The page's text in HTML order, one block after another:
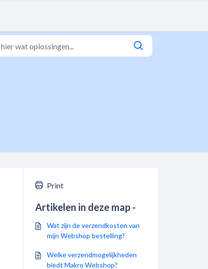
Print
Artikelen in deze map -
Wat zijn de verzendkosten van
mijn Webshop bestelling?
Welke verzendmogelijkheden
biedt Makro Webshop?